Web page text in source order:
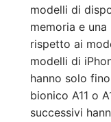
modelli di
memoria e
rispetto ai
modelli di
hanno solo
bionico A11 o
successivi